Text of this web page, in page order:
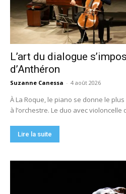
L’art du dialogue
d’Anthéron
Suzanne Canessa - 4 août 2026
À La Roque, le piano se donne le
à l’orchestre. Le duo avec violoncelle
Lire la suite